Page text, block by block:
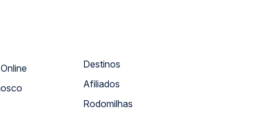
Atendimento Online
Destinos
Afiliados
Rodomilhas